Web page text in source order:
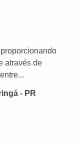
através de
- PR